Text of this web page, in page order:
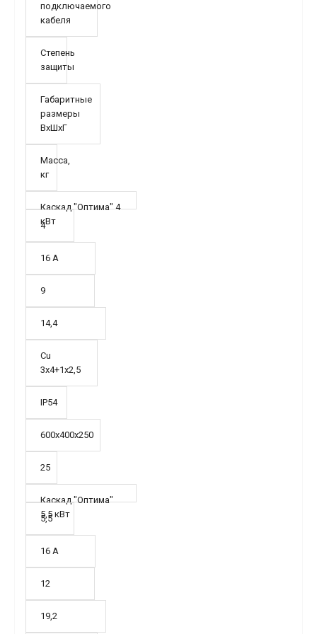
подключаемого
кабеля
Степень
защиты
Габаритные
размеры
ВхШхГ
Масса,
кг
Каскад "Оптима" 4
кВт
4
16 А
9
14,4
Cu
3х4+1х2,5
IP54
600х400х250
25
Каскад "Оптима"
5,5 кВт
5,5
16 А
12
19,2